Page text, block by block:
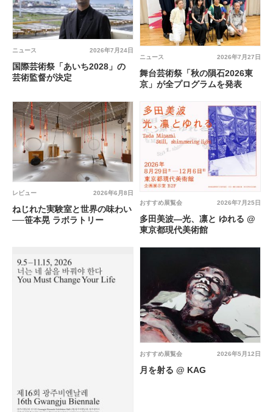
2026年7月24日
ニュース
国際芸術祭「あいち2028」の
芸術監督が決定
2026年7月27日
ニュース
舞台芸術祭「秋の隕石2026東
京」が全プログラムを発表
2026年6月8日
レビュー
ねじれた実験室と世界の味わい
──笹本晃 ラボラトリー
2026年7月25日
おすすめ展覧会
多田美波―光、凛と ゆれる @
東京都現代美術館
2026年5月12日
おすすめ展覧会
月を射る @ KAG